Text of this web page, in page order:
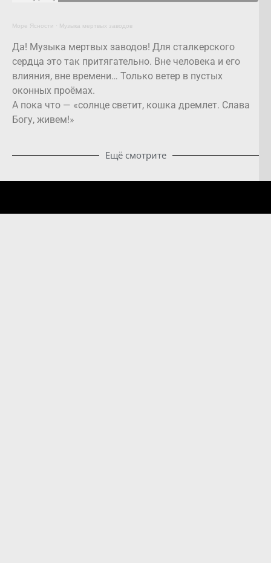
Море Ясности · Музыка мертвых заводов
Да! Музыка мертвых заводов! Для сталкерского
сердца это так притягательно. Вне человека и его
влияния, вне времени… Только ветер в пустых
оконных проёмах.
А пока что — «солнце светит, кошка дремлет. Слава
Богу, живем!»
Ещё смотрите